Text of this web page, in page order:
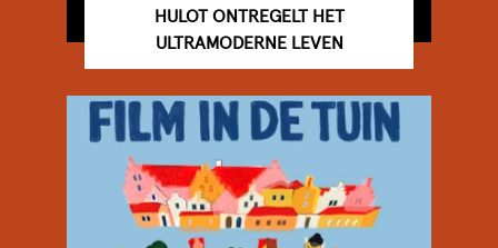
HULOT ONTREGELT HET
ULTRAMODERNE LEVEN